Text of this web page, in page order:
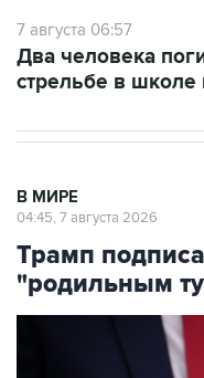
7 августа 06:57
Два человека
стрельбе в школе
В МИРЕ
04:45, 7 августа 2026
Трамп
"родильным